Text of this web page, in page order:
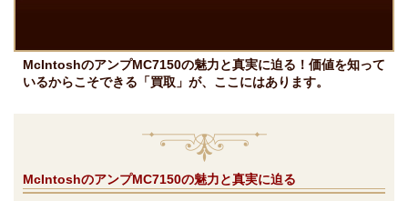
McIntoshのアンプMC7150の魅力と真実に迫る！価値を知って
いるからこそできる「買取」が、ここにはあります。
McIntoshのアンプMC7150の魅力と真実に迫る